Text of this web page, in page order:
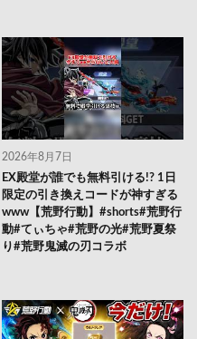
2026年8月7日
EX殿堂が誰でも無料引ける!? 1日
限定の引き換えコードが神すぎる
www【荒野行動】#shorts#荒野行
動#てぃちゃ#荒野の光#荒野夏祭
り#荒野鬼滅の刃コラボ